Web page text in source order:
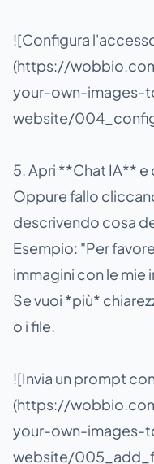
![Configura
(https://
your-own-images-
website/
5. Apri **Chat IA** e
Oppure fallo
descrivendo cosa
Esempio: "Per
immagini con le mie
Se vuoi *più*
o i file.
![Invia un prompt
(https://
your-own-images-
website/